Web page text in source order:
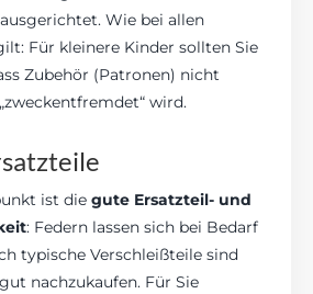
Wie bei allen
Für kleinere Kinder sollten Sie
Zubehör (Patronen) nicht
wird.
ist diegute Ersatzteil- und
: Federn lassen sich bei Bedarf
typische Verschleißteile sind
nachzukaufen. Für Sie